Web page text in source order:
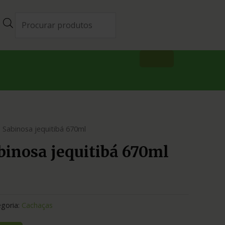
jequitibá 670ml
jequitibá 670ml
Cachaças